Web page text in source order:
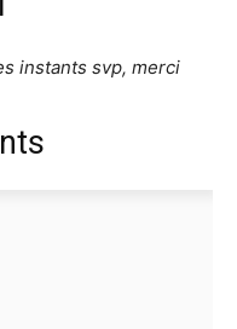
instants svp, merci